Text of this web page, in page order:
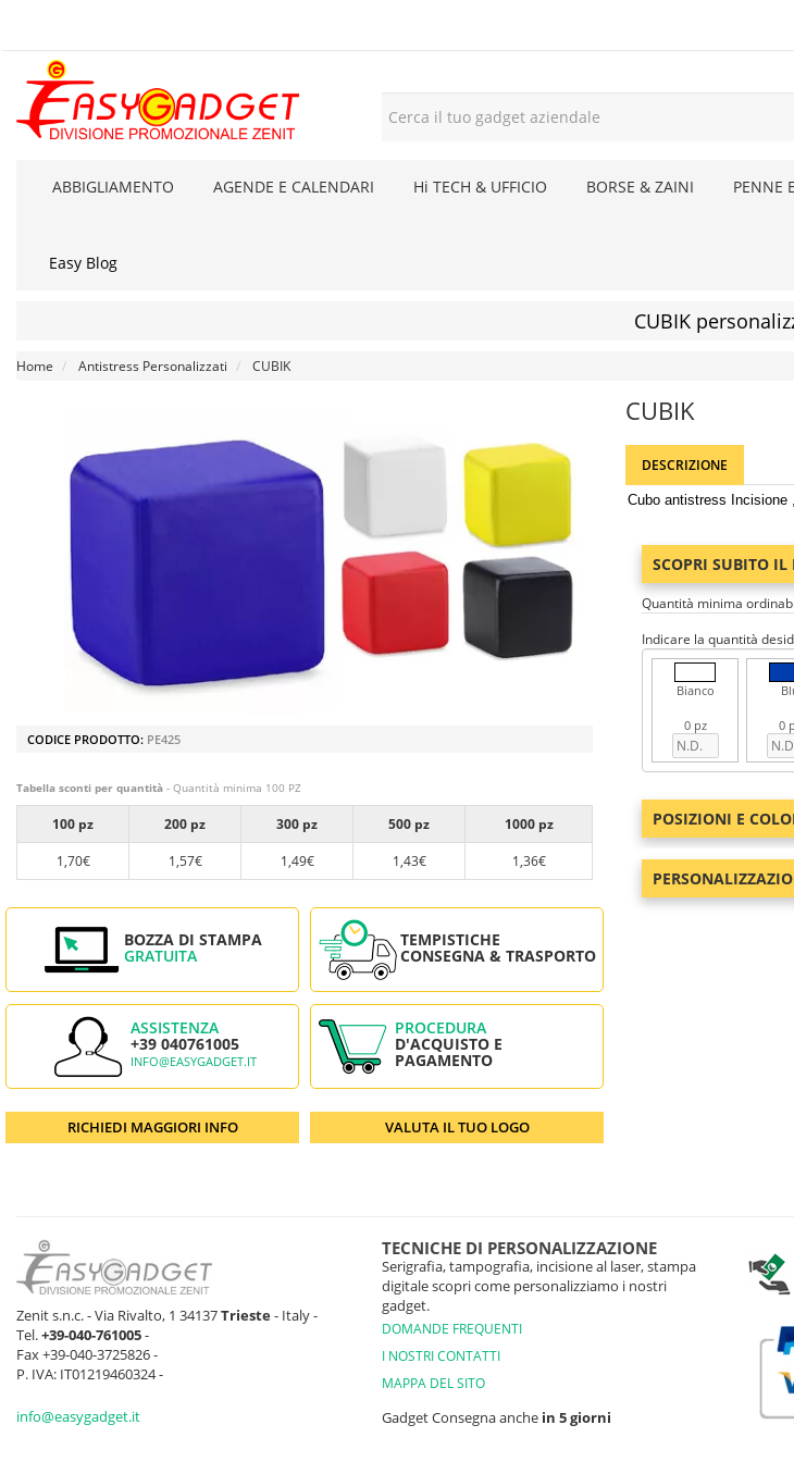
ABBIGLIAMENTO AGENDE E CALENDARI Hi TECH & UFFICIO BORSE & ZAINI PENNE
Easy Blog
CUBIK
Home Antistress Personalizzati CUBIK
CODICE PRODOTTO: PE425
Tabella sconti per quantità - Quantità minima 100 PZ
100 pz 200 pz 300 pz 500 pz
1000 pz
1,70€
1,57€ 1,49€ 1,43€ 1,36€
BOZZA DI STAMPA
GRATUITA
TEMPISTICHE
CONSEGNA & TRASPORTO
ASSISTENZA
+39 040761005
INFO@EASYGADGET.IT
PROCEDURA
D'ACQUISTO E
PAGAMENTO
RICHIEDI MAGGIORI INFO VALUTA IL TUO LOGO
CUBIK
DESCRIZIONE
Cubo antistress Incisione
SCOPRI SUBITO IL
Quantità minima
Indicare la quantità
Bianco
0 pz 0
POSIZIONI E
Zenit s.n.c. - Via Rivalto, 1 34137Trieste- Italy -
Tel.+39-040-761005-
Fax +39-040-3725826 -
P. IVA: IT01219460324 -
info@easygadget.it
TECNICHE DI PERSONALIZZAZIONE
Serigrafia, tampografia, incisione al laser, stampa
digitale scopri come personalizziamo i nostri
gadget.
DOMANDE FREQUENTI
I NOSTRI CONTATTI
MAPPA DEL SITO
Gadget Consegna anche in 5 giorni